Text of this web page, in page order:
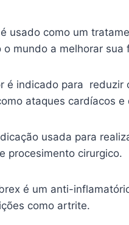
usado como um
mundo a melhorar sua
é indicado para reduzir
ataques cardíacos e
usada para
procesimento cirurgico.
é um anti-
como artrite.